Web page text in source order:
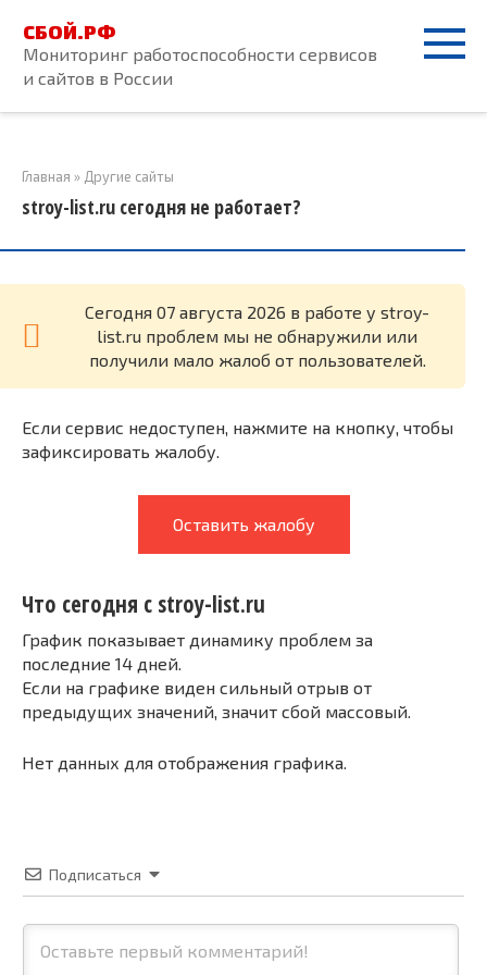
контенту
СБОЙ.РФ
Мониторинг работоспособности сервисов
и сайтов в России
Главная » Другие сайты
stroy-list.ru сегодня не работает?
Cегодня 07 августа 2026 в работе у stroy-
list.ru проблем мы не обнаружили или
получили мало жалоб от пользователей.
Если сервис недоступен, нажмите на кнопку, чтобы
зафиксировать жалобу.
Оставить жалобу
Что сегодня с stroy-list.ru
График показывает динамику проблем за
последние 14 дней.
Если на графике виден сильный отрыв от
предыдущих значений, значит сбой массовый.
Нет данных для отображения графика.
Подписаться